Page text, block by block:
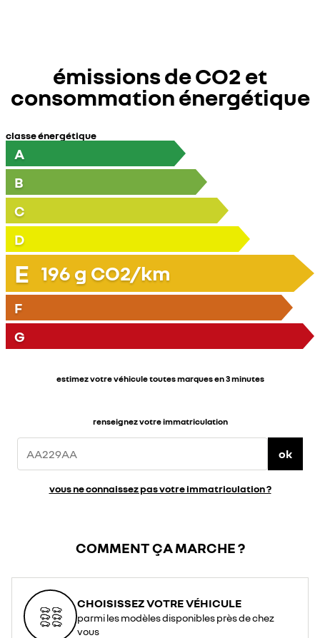
émissions de CO2 et
consommation énergétique
classe énergétique
A
B
C
D
E 196 g CO2/km
F
G
estimez votre véhicule toutes marques en 3 minutes
renseignez votre immatriculation
ok
vous ne connaissez pas votre immatriculation ?
COMMENT ÇA MARCHE ?
CHOISISSEZ VOTRE VÉHICULE
parmi les modèles disponibles près de chez
vous